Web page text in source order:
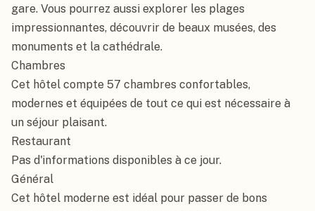
gare. Vous pourrez aussi explorer les plages
impressionnantes, découvrir de beaux musées, des
monuments et la cathédrale.
Chambres
Cet hôtel compte 57 chambres confortables,
modernes et équipées de tout ce qui est nécessaire à
un séjour plaisant.
Restaurant
Pas d'informations disponibles à ce jour.
Général
Cet hôtel moderne est idéal pour passer de bons